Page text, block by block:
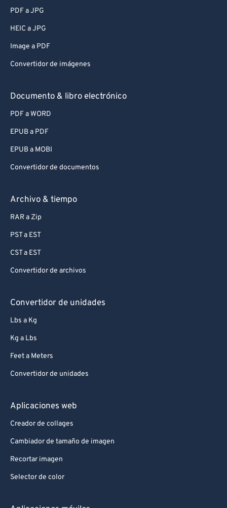
PDF a JPG
HEIC a JPG
Image a PDF
Convertidor de imágenes
Documento & libro electrónico
PDF a WORD
EPUB a PDF
EPUB a MOBI
Convertidor de documentos
Archivo & tiempo
RAR a Zip
PST a EST
CST a EST
Convertidor de archivos
Convertidor de unidades
Lbs a Kg
Kg a Lbs
Feet a Meters
Convertidor de unidades
Aplicaciones web
Creador de collages
Cambiador de tamaño de imagen
Recortar imagen
Selector de color